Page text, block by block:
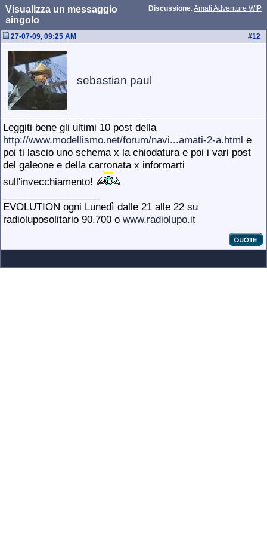
Discussione:Amati Adventure WIP
Visualizza un messaggio
singolo
#12
27-07-09, 09:25 AM
sebastian paul
Leggiti bene gli ultimi 10 post della
http://www.modellismo.net/forum/navi...amati-2-a.html e
poi ti lascio uno schema x la chiodatura e poi i vari post
del galeone e della carronata x informarti
sull'invecchiamento!
EVOLUTION ogni Lunedì dalle 21 alle 22 su
radioluposolitario 90.700 o www.radiolupo.it